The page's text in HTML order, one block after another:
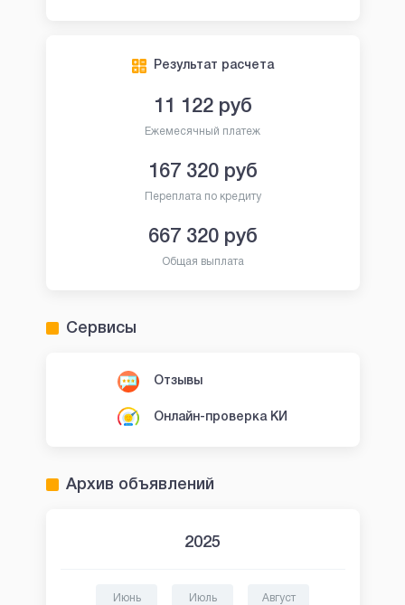
Результат расчета
11 122руб
Ежемесячный платеж
167 320руб
Переплата по кредиту
667 320руб
Общая выплата
Сервисы
Отзывы
Онлайн-проверка КИ
Архив объявлений
2025
Июнь Июль Август